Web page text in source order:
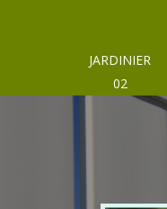
JARDINIER
02